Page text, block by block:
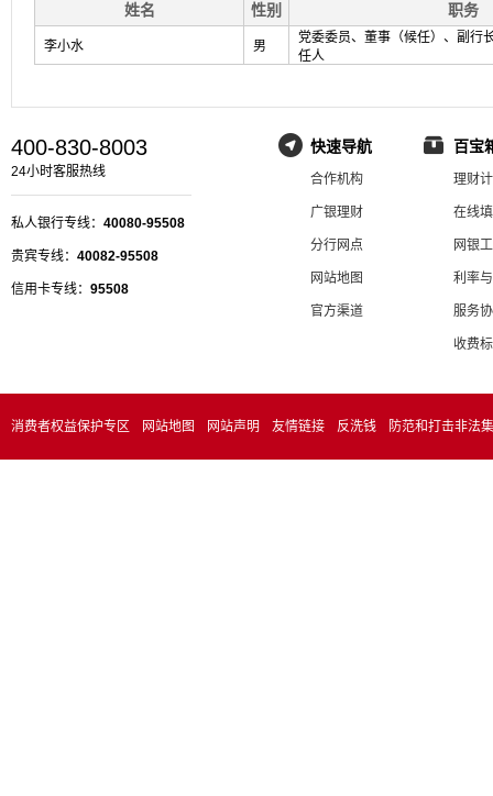
姓名 性别 职务
李小水 男
党委委员、董事（候任）、副行
任人
400-830-8003
24小时客服热线
私人银行专线： 40080-95508
贵宾专线： 40082-95508
信用卡专线： 95508
快速导航
合作机构
广银理财
分行网点
网站地图
官方渠道
百宝
理财
在线
网银
利率
服务
收费
消费者权益保护专区 网站地图 网站声明 友情链接 反洗钱 防范和打击非法